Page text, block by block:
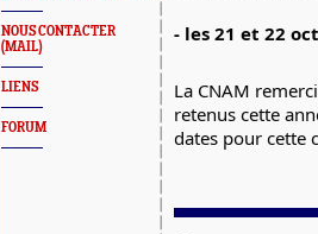
NOUS CONTACTER
(MAIL)
LIENS
FORUM
- les 21 et 22
La CNAM
retenus cette
dates pour cette